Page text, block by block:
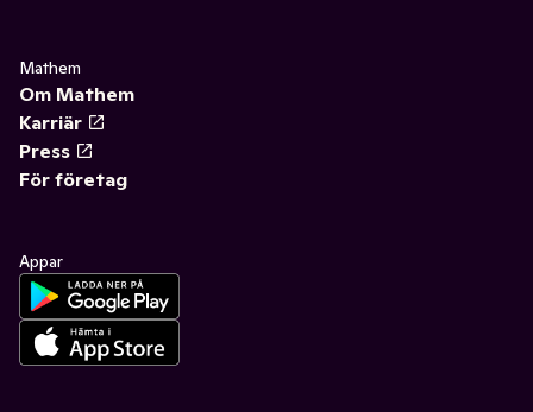
Mathem
Om Mathem
Karriär
Press
För företag
Appar